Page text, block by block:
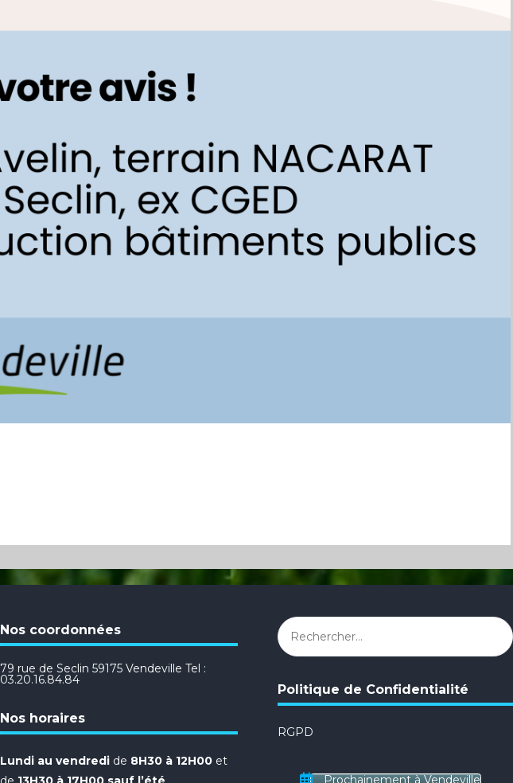
Nos coordonnées
79 rue de Seclin 59175 Vendeville Tel :
03.20.16.84.84
Nos horaires
Lundi au vendredide 8H30 à 12H00et
Rechercher :
Politique de Confidentialité
RGPD
Prochainement à Vendeville